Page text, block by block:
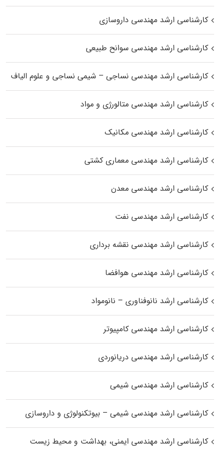
کارشناسی ارشد مهندسی داروسازی
کارشناسی ارشد مهندسی سوانح طبیعی
کارشناسی ارشد مهندسی نساجی – شیمی نساجی و علوم الیاف
کارشناسی ارشد مهندسی متالورژی و مواد
کارشناسی ارشد مهندسی مکانیک
کارشناسی ارشد مهندسی معماری کشتی
کارشناسی ارشد مهندسی معدن
کارشناسی ارشد مهندسی نفت
کارشناسی ارشد مهندسی نقشه برداری
کارشناسی ارشد مهندسی هوافضا
کارشناسی ارشد نانوفناوری – نانومواد
کارشناسی ارشد مهندسی کامپیوتر
کارشناسی ارشد مهندسی دریانوردی
کارشناسی ارشد مهندسی شیمی
کارشناسی ارشد مهندسی شیمی – بیوتکنولوژی و داروسازی
کارشناسی ارشد مهندسی ایمنی، بهداشت و محیط زیست